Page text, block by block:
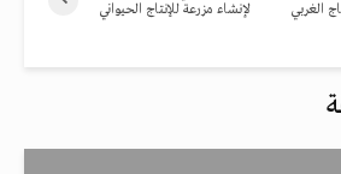
لإنشاء مزرعة للإنتاج الحيواني
الغربي